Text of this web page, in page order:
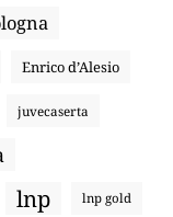
Enrico d’Alesio
juvecaserta
lnp lnp gold